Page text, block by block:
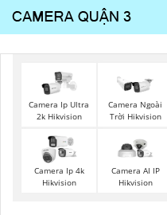
Camera Ip Ultra
2k Hikvision
Camera Ngoài
Trời Hikvision
Camera Ip 4k
Hikvision
Camera AI IP
Hikvision